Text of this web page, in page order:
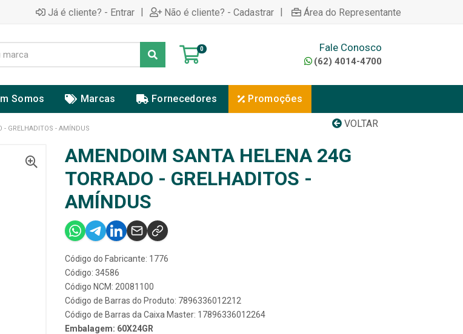
Já é cliente? - Entrar | Não é cliente? - Cadastrar | Área do Representante
0 Fale Conosco
(62) 4014-4700
Somos Marcas Fornecedores Promoções
VOLTAR
- GRELHADITOS - AMÍNDUS
AMENDOIM SANTA HELENA 24G
TORRADO - GRELHADITOS -
AMÍNDUS
Código do Fabricante: 1776
Código: 34586
Código NCM: 20081100
Código de Barras do Produto: 7896336012212
Código de Barras da Caixa Master: 17896336012264
Embalagem: 60X24GR